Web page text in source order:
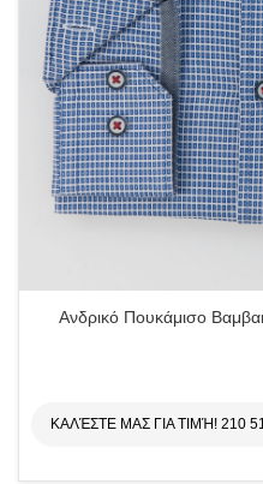
Ανδρικό Πουκάμισο
ΚΑΛΈΣΤΕ ΜΑΣ ΓΙΑ ΤΙΜΉ! 210